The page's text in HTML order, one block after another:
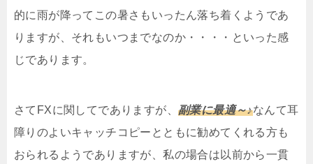
的に雨が降ってこの暑さもいったん落ち着くようであ
りますが、それもいつまでなのか・・・・といった感
じであります。
さてFXに関してでありますが、 副業に最適～♪なんて耳
障りのよいキャッチコピーとともに勧めてくれる方も
おられるようでありますが、私の場合は以前から一貫